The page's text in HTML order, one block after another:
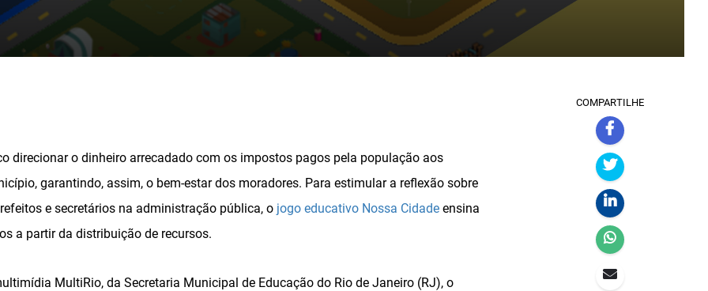
direcionar o dinheiro arrecadado com os impostos pagos pela população aos
garantindo, assim, o bem-estar dos moradores. Para estimular a reflexão sobre
e secretários na administração pública, o jogo educativo Nossa Cidade ensina
a partir da distribuição de recursos.
MultiRio, da Secretaria Municipal de Educação do Rio de Janeiro (RJ), o
COMPARTILHE